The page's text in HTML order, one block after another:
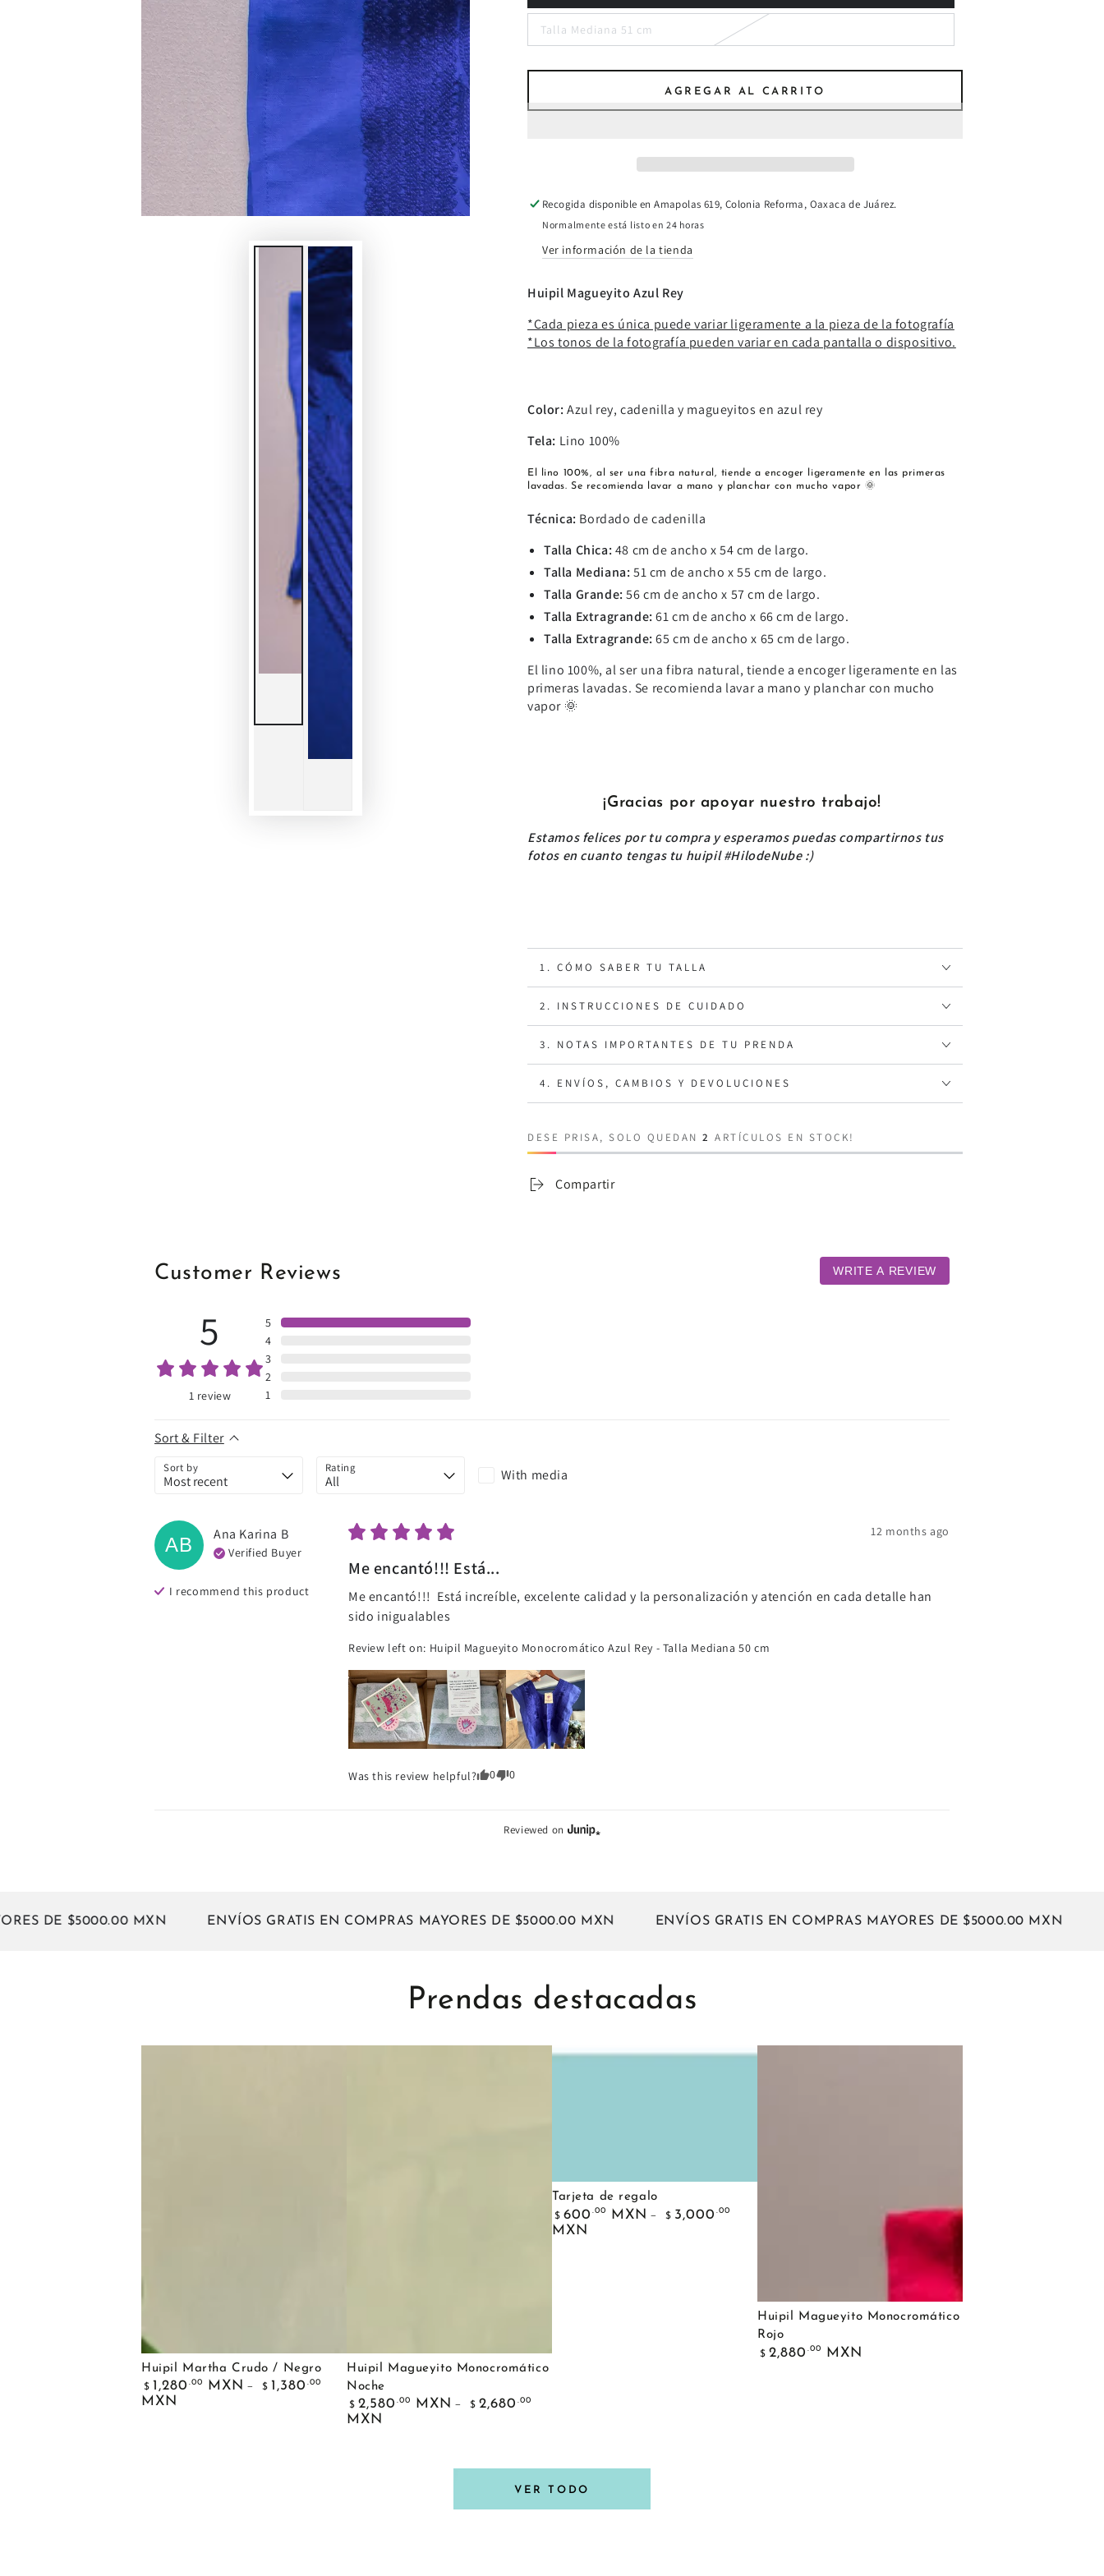
Talla Mediana 51 cm
AGREGAR AL CARRITO
Recogida disponible enAmapolas 619, Colonia Reforma, Oaxaca de Juárez.
Normalmente está listo en 24 horas
Ver información de la tienda
Huipil Magueyito Azul Rey
*Cada pieza es única puede variar ligeramente a la pieza de la fotografía
*Los tonos de la fotografía pueden variar en cada pantalla o dispositivo.
Color: Azul rey, cadenilla y magueyitos en azul rey
Tela: Lino 100%
El lino 100%, al ser una fibra natural, tiende a encoger ligeramente en las primeras
lavadas. Se recomienda lavar a mano y planchar con mucho vapor 🌞
Técnica: Bordado de cadenilla
Talla Chica: 48 cm de ancho x 54 cm de largo.
Talla Mediana: 51cm de ancho x 55 cm de largo.
Talla Grande: 56cm de ancho x 57 cm de largo.
Talla Extragrande: 61cm de ancho x 66 cm de largo.
Talla Extragrande: 65cm de ancho x 65 cm de largo.
El lino 100%, al ser una fibra natural, tiende a encoger ligeramente en las
primeras lavadas. Se recomienda lavar a mano y planchar con mucho
vapor 🌞
¡Gracias por apoyar nuestro trabajo!
Estamos felices por tu compra y esperamos puedas compartirnos tus
fotos en cuanto tengas tu huipil #HilodeNube :)
1. CÓMO SABER TU TALLA
2. INSTRUCCIONES DE CUIDADO
3. NOTAS IMPORTANTES DE TU PRENDA
4. ENVÍOS, CAMBIOS Y DEVOLUCIONES
DESE PRISA, SOLO QUEDAN 2 ARTÍCULOS EN STOCK!
Compartir
Customer Reviews
5
1 review
5
4
3
2
1
WRITE A REVIEW
Sort & Filter
Sort by Rating With media
AB Ana Karina B
Verified Buyer
I recommend this product
12 months ago
Me encantó!!! Está...
Me encantó!!!  Está increíble, excelente calidad y la personalización y atención en cada detalle han
sido inigualables
Review left on: Huipil Magueyito Monocromático Azul Rey - Talla Mediana 50 cm
Was this review helpful? 0 0
Reviewed on
$5000.00 MXN ENVÍOS GRATIS EN COMPRAS MAYORES DE $5000.00 MXN ENVÍOS GRATIS EN COMPRAS MAYORES DE $5000.00 MXN
Prendas destacadas
Huipil Martha Crudo / Negro
Precio
regular
$ 1,280 .00 MXN $ 1,380 .00
MXN
Huipil Magueyito Monocromático
Noche
Precio
regular
$ 2,580 .00 MXN $ 2,680 .00
MXN
Tarjeta
Tarjeta de regalo
Precio
regular
$ 600 .00 MXN $ 3,000 .00
MXN
Huipil
Huipil Magueyito Monocromático
Rojo
Precio
$ 2,880 .00 MXN
VER TODO